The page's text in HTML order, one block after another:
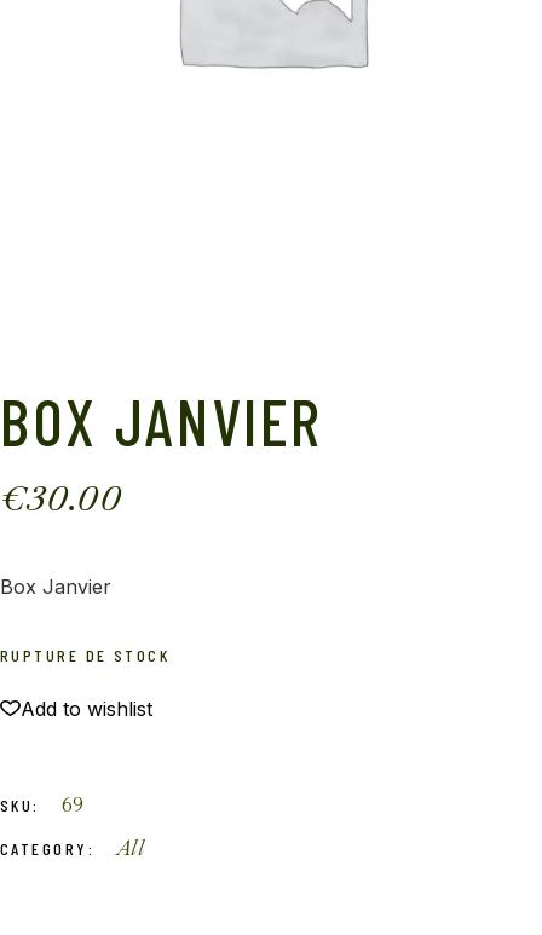
BOX JANVIER
€30.00
Box Janvier
RUPTURE DE STOCK
Add to wishlist
SKU: 69
CATEGORY: All